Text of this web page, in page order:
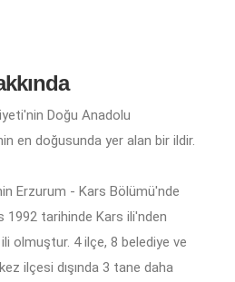
Doğu Anadolu
en doğusunda yer alan bir ildir.
Erzurum - Kars Bölümü'nde
1992 tarihinde Kars ili'nden
olmuştur. 4 ilçe, 8 belediye ve
ilçesi dışında 3 tane daha